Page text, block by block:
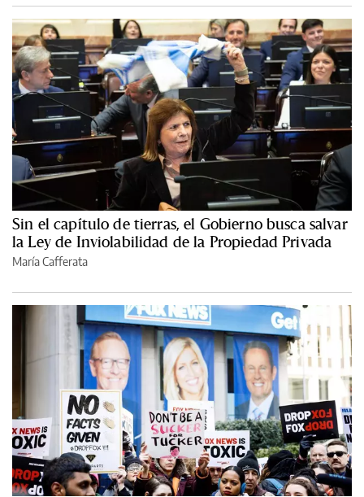
Sin el capítulo de tierras, el Gobierno busca salvar
la Ley de Inviolabilidad de la Propiedad Privada
María Cafferata